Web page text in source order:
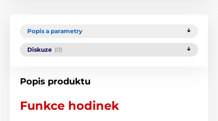
Popis a parametry
Diskuze (0)
Popis produktu
Funkce hodinek